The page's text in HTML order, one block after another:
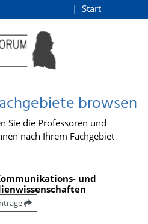
Start
browsen
Sie die Professoren und
nach Ihrem Fachgebiet
und